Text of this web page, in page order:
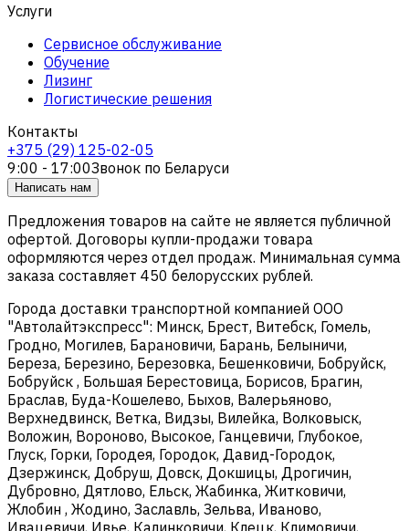
Услуги
Сервисное обслуживание
Обучение
Лизинг
Логистические решения
Контакты
+375 (29) 125-02-05
9:00 - 17:00Звонок по Беларуси
Написать нам
Предложения товаров на сайте не является публичной
офертой. Договоры купли-продажи товара
оформляются через отдел продаж. Минимальная сумма
заказа составляет 450 белорусских рублей.
Города доставки транспортной компанией ООО
"Автолайтэкспресс": Минск, Брест, Витебск, Гомель,
Гродно, Могилев, Барановичи, Барань, Белыничи,
Береза, Березино, Березовка, Бешенковичи, Бобруйск,
Бобруйск , Большая Берестовица, Борисов, Брагин,
Браслав, Буда-Кошелево, Быхов, Валерьяново,
Верхнедвинск, Ветка, Видзы, Вилейка, Волковыск,
Воложин, Вороново, Высокое, Ганцевичи, Глубокое,
Глуск, Горки, Городея, Городок, Давид-Городок,
Дзержинск, Добруш, Довск, Докшицы, Дрогичин,
Дубровно, Дятлово, Ельск, Жабинка, Житковичи,
Жлобин , Жодино, Заславль, Зельва, Иваново,
Ивацевичи, Ивье, Калинковичи, Клецк, Климовичи,